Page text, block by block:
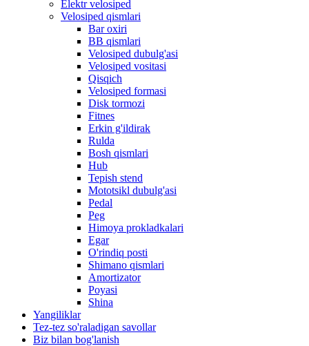
Elektr velosiped
Velosiped qismlari
Bar oxiri
BB qismlari
Velosiped dubulg'asi
Velosiped vositasi
Qisqich
Velosiped formasi
Disk tormozi
Fitnes
Erkin g'ildirak
Rulda
Bosh qismlari
Hub
Tepish stend
Mototsikl dubulg'asi
Pedal
Peg
Himoya prokladkalari
Egar
O'rindiq posti
Shimano qismlari
Amortizator
Poyasi
Shina
Yangiliklar
Tez-tez so'raladigan savollar
Biz bilan bog'lanish